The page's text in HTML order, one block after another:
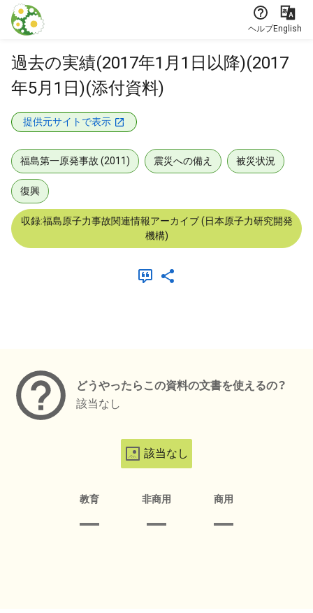
本文に飛ぶ
ヘルプEnglish
過去の実績(2017年1月1日以降)(2017
年5月1日)(添付資料)
提供元サイトで表示
福島第一原発事故 (2011) 震災への備え 被災状況
復興
収録:福島原子力事故関連情報アーカイブ (日本原子力研究開発
機構)
どうやったらこの資料の文書を使えるの？
該当なし
該当なし
教育 非商用 商用